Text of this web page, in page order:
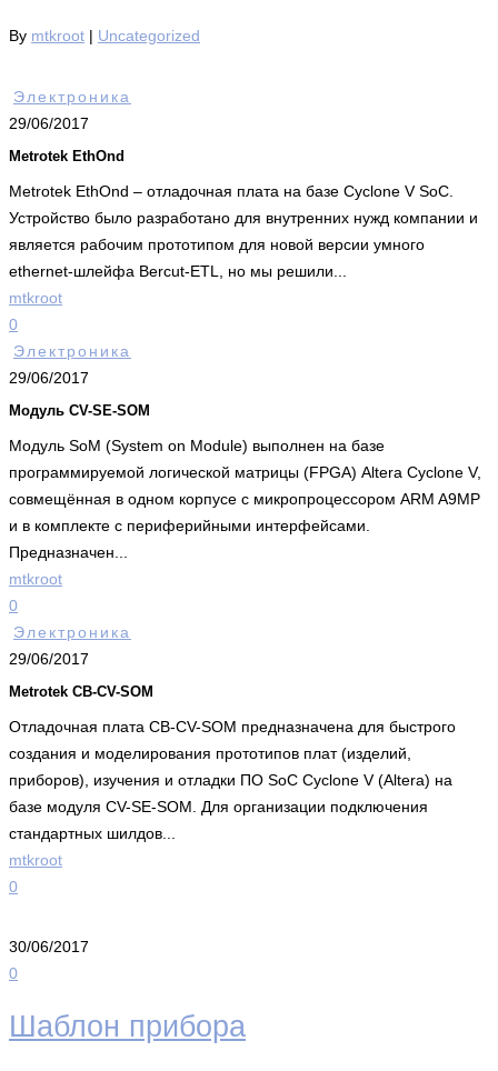
By mtkroot | Uncategorized
Электроника
29/06/2017
Metrotek EthOnd
Metrotek EthOnd – отладочная плата на базе Cyclone V SoC.
Устройство было разработано для внутренних нужд компании и
является рабочим прототипом для новой версии умного
ethernet-шлейфа Bercut-ETL, но мы решили...
mtkroot
0
Электроника
29/06/2017
Модуль CV-SE-SOM
Модуль SoM (System on Module) выполнен на базе
программируемой логической матрицы (FPGA) Altera Cyclone V,
совмещённая в одном корпусе с микропроцессором ARM A9MP
и в комплекте с периферийными интерфейсами.
Предназначен...
mtkroot
0
Электроника
29/06/2017
Metrotek CB-CV-SOM
Отладочная плата CB-CV-SOM предназначена для быстрого
создания и моделирования прототипов плат (изделий,
приборов), изучения и отладки ПО SoC Cyclone V (Altera) на
базе модуля CV-SE-SOM. Для организации подключения
стандартных шилдов...
mtkroot
0
30/06/2017
0
Шаблон прибора